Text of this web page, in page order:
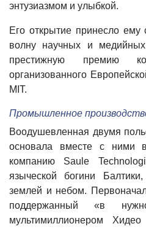
энтузиазмом и улыбкой.
Его открытие принесло
волну научных и
престижную премию
организованного
MIT.
Промышленное
Воодушевленная двумя
основала вместе с ними
компанию Saule
языческой богини
землей и небом.
поддержанный «в
мультимиллионером